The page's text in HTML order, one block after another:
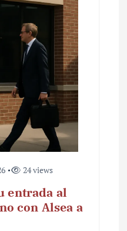
24 views
entrada al
con Alsea a